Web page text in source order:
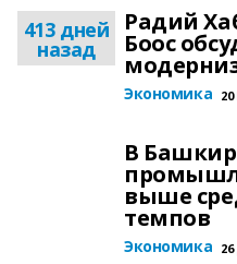
413 дней
назад
Радий
Боос
Экономика
В
выше
темпов
Экономика